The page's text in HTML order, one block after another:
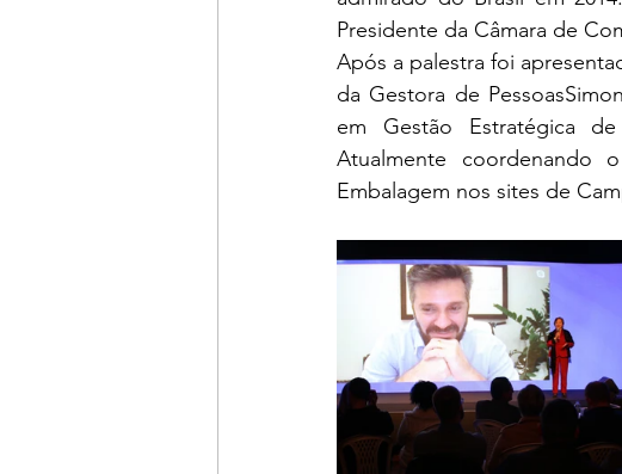
Presidente da Câmara de
Após a palestra foi
da Gestora de
em Gestão Estratégica
Atualmente coordenando
Embalagem nos sites de